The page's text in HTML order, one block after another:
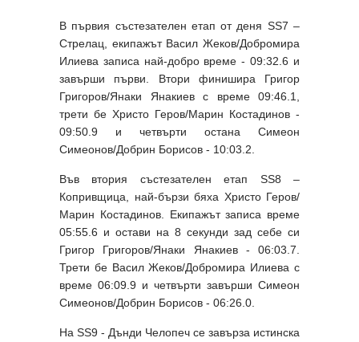
В първия състезателен етап от деня SS7 –
Стрелац, екипажът Васил Жеков/Добромира
Илиева записа най-добро време - 09:32.6 и
завърши първи. Втори финишира Григор
Григоров/Янаки Янакиев с време 09:46.1,
трети бе Христо Геров/Марин Костадинов -
09:50.9 и четвърти остана Симеон
Симеонов/Добрин Борисов - 10:03.2.
Във втория състезателен етап SS8 –
Копривщица, най-бързи бяха Христо Геров/
Марин Костадинов. Екипажът записа време
05:55.6 и остави на 8 секунди зад себе си
Григор Григоров/Янаки Янакиев - 06:03.7.
Трети бе Васил Жеков/Добромира Илиева с
време 06:09.9 и четвърти завърши Симеон
Симеонов/Добрин Борисов - 06:26.0.
На SS9 - Дънди Челопеч се завърза истинска